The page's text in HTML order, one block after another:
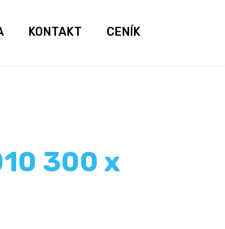
KONTAKT CENÍK
300 x